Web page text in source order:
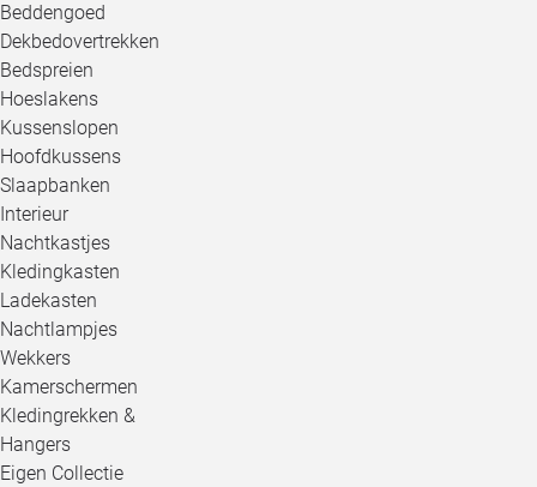
Beddengoed
Dekbedovertrekken
Bedspreien
Hoeslakens
Kussenslopen
Hoofdkussens
Slaapbanken
Interieur
Nachtkastjes
Kledingkasten
Ladekasten
Nachtlampjes
Wekkers
Kamerschermen
Kledingrekken &
Hangers
Eigen Collectie